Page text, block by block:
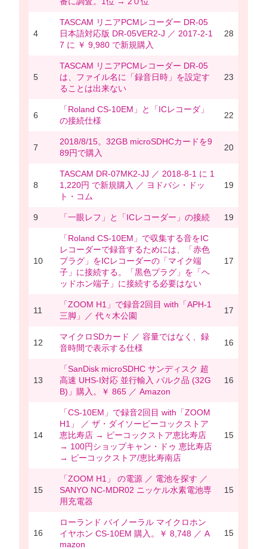
4
TASCAM リニアPCMレコーダー DR-05
日本語対応版 DR-05VER2-J ／ 2017-2-1
7 に ￥ 9,980 で新規購入
28
5
TASCAM リニアPCMレコーダー DR-05
は、ファイル名に「録音日時」を設定す
ることは出来ない
23
6
「Roland CS-10EM」と「ICレコーダ」
の接続仕様
22
7
2018/8/15。32GB microSDHCカードを9
89円で購入
20
8
TASCAM DR-07MK2-JJ ／ 2018-8-1 に 1
1,220円 で新規購入 ／ ヨドバシ・ドッ
ト・コム
19
9 「一眼レフ」と「ICレコーダー」の接続 19
10
「Roland CS-10EM」で収集する音をIC
レコーダーで録音するためには、「赤色
プラグ」をICレコーダーの「マイク端
子」に接続する。「黒色プラグ」を「ヘ
ッドホン端子」に接続する必要はない
17
11
「ZOOM H1」で録音2回目 with「APH-1
三脚」／ 代々木公園
17
12
マイクロSDカード ／ 容量ではなく、録
音時間で表示する仕様
16
13
「SanDisk microSDHC サンディスク 超
高速 UHS-I対応 並行輸入 バルク品 (32G
B)」購入。￥ 865 ／ Amazon
16
14
「CS-10EM」で録音2回目 with「ZOOM
H1」 ／ ザ・ダイソーピーコックストア
恵比寿店 → ピーコックストア恵比寿店
→ 100円ショップキャン・ドゥ 恵比寿店
→ ピーコックストア/恵比寿南店
15
15
「ZOOM H1」 の電源 ／ 電池を探す ／
SANYO NC-MDR02 ニッケル水素電池専
用充電器
15
16
ローランド バイノーラル マイクロホン
イヤホン CS-10EM 購入。￥ 8,748 ／ A
mazon
15